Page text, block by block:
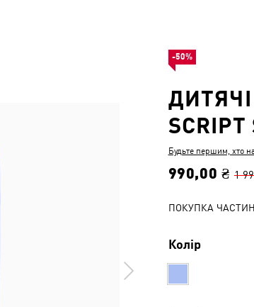
SCRIPT
Будьте першим, хто
990,00 ₴ 1
ПОКУПКА
Колір
-50%